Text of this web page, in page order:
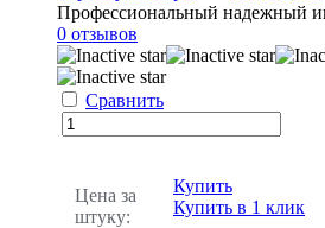
Профессиональный надежный
0 отзывов
Сравнить
Цена за
штуку:
Купить
Купить в 1 клик